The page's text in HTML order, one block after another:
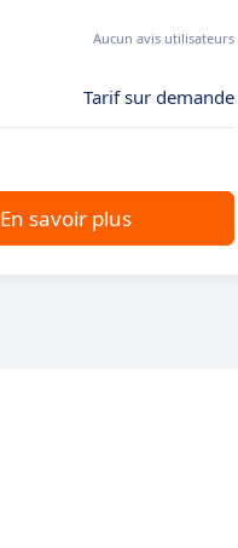
Aucun avis utilisateurs
Tarif sur demande
En savoir plus